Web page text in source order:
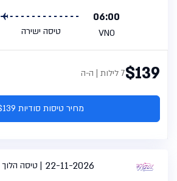
06:00
VNO טיסה ישירה
$1397 לילות | ה-ה
מחיר טיסות סודיות $139
טיסה הלוך 22-11-2026